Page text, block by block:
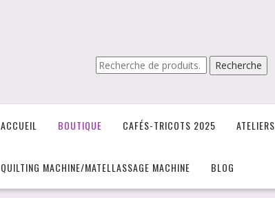
Recherche
pour :
Recherche
ACCUEIL BOUTIQUE CAFÉS-TRICOTS 2025 ATELIERS
QUILTING MACHINE/MATELLASSAGE MACHINE BLOG